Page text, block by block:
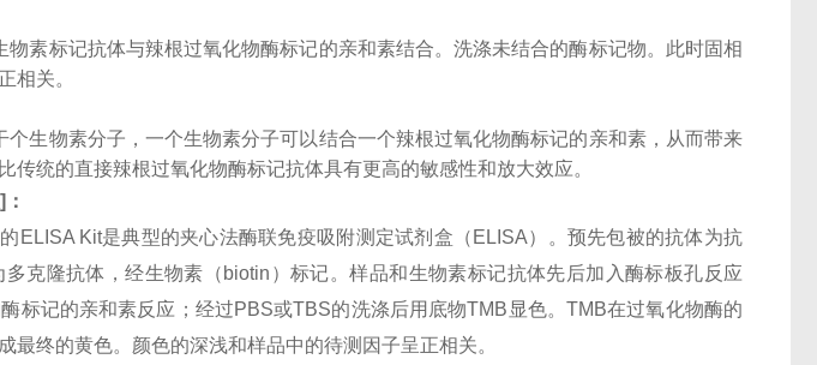
物素标记抗体与辣根过氧化物酶标记的亲和素结合。洗涤未结合的酶标记物。此时固相
相关。
个生物素分子，一个生物素分子可以结合一个辣根过氧化物酶标记的亲和素，从而带来
传统的直接辣根过氧化物酶标记抗体具有更高的敏感性和放大效应。
] ：
ELISA Kit是典型的夹心法酶联免疫吸附测定试剂盒（ELISA）。预先包被的抗体为抗
克隆抗体，经生物素（biotin）标记。样品和生物素标记抗体先后加入酶标板孔反应
标记的亲和素反应；经过PBS或TBS的洗涤后用底物TMB显色。TMB在过氧化物酶的
最终的黄色。颜色的深浅和样品中的待测因子呈正相关。